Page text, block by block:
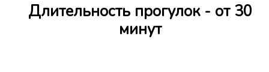
Длительность прогулок - от 30
минут